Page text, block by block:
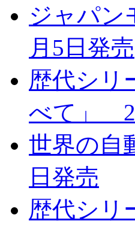
ジャパン
月5日発売
歴代シリ
べて」
世界の自
日発売
歴代シリ